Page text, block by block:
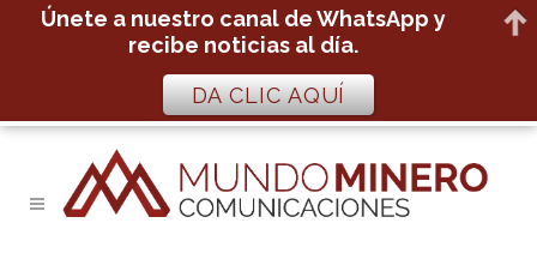
Únete a nuestro canal de WhatsApp y
recibe noticias al día.
DA CLIC AQUÍ